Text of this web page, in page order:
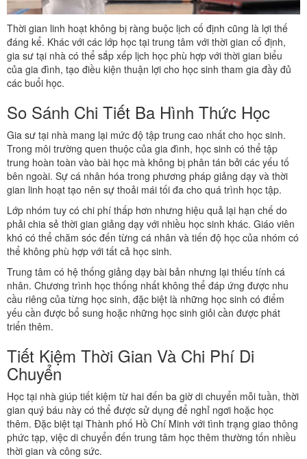
Thời gian linh hoạt không bị ràng buộc lịch cố định cũng là lợi thế
đáng kể. Khác với các lớp học tại trung tâm với thời gian cố định,
gia sư tại nhà có thể sắp xếp lịch học phù hợp với thời gian biểu
của gia đình, tạo điều kiện thuận lợi cho học sinh tham gia đầy đủ
các buổi học.
So Sánh Chi Tiết Ba Hình Thức Học
Gia sư tại nhà mang lại mức độ tập trung cao nhất cho học sinh.
Trong môi trường quen thuộc của gia đình, học sinh có thể tập
trung hoàn toàn vào bài học mà không bị phân tán bởi các yếu tố
bên ngoài. Sự cá nhân hóa trong phương pháp giảng dạy và thời
gian linh hoạt tạo nên sự thoải mái tối đa cho quá trình học tập.
Lớp nhóm tuy có chi phí thấp hơn nhưng hiệu quả lại hạn chế do
phải chia sẻ thời gian giảng dạy với nhiều học sinh khác. Giáo viên
khó có thể chăm sóc đến từng cá nhân và tiến độ học của nhóm có
thể không phù hợp với tất cả học sinh.
Trung tâm có hệ thống giảng dạy bài bản nhưng lại thiếu tính cá
nhân. Chương trình học thống nhất không thể đáp ứng được nhu
cầu riêng của từng học sinh, đặc biệt là những học sinh có điểm
yếu cần được bổ sung hoặc những học sinh giỏi cần được phát
triển thêm.
Tiết Kiệm Thời Gian Và Chi Phí Di
Chuyển
Học tại nhà giúp tiết kiệm từ hai đến ba giờ di chuyển mỗi tuần, thời
gian quý báu này có thể được sử dụng để nghỉ ngơi hoặc học
thêm. Đặc biệt tại Thành phố Hồ Chí Minh với tình trạng giao thông
phức tạp, việc di chuyển đến trung tâm học thêm thường tốn nhiều
thời gian và công sức.